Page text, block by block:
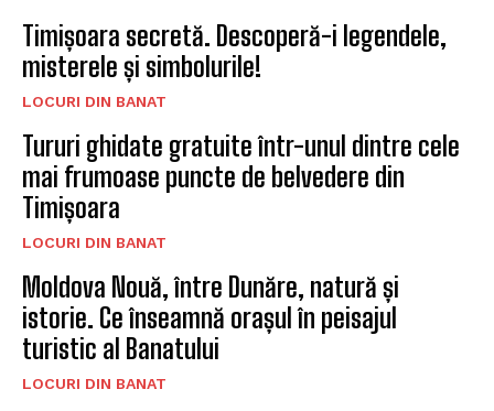
Timișoara secretă. Descoperă-i legendele,
misterele și simbolurile!
LOCURI DIN BANAT
Tururi ghidate gratuite într-unul dintre cele
mai frumoase puncte de belvedere din
Timișoara
LOCURI DIN BANAT
Moldova Nouă, între Dunăre, natură și
istorie. Ce înseamnă orașul în peisajul
turistic al Banatului
LOCURI DIN BANAT